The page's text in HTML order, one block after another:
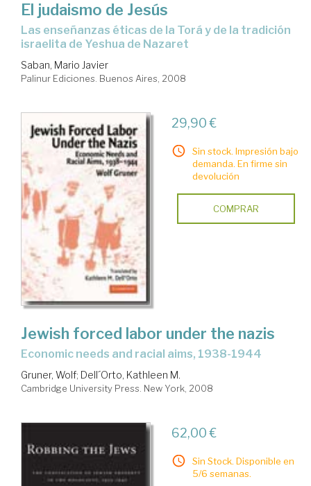
El judaismo de Jesús
las enseñanzas éticas de la Torá y de la tradición
israelita de Yeshua de Nazaret
Saban, Mario Javier
Palinur Ediciones. Buenos Aires, 2008
29,90 €
Sin stock. Impresión bajo
demanda. En firme sin
devolución
COMPRAR
Jewish forced labor under the nazis
economic needs and racial aims, 1938-1944
Gruner, Wolf; Dell´Orto, Kathleen M.
Cambridge University Press. New York, 2008
62,00 €
Sin Stock. Disponible en
5/6 semanas.